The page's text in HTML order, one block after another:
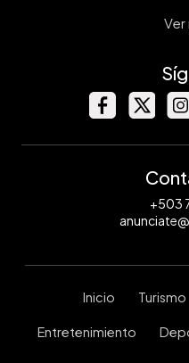
Ver
+503
Inicio Turismo
Entretenimiento